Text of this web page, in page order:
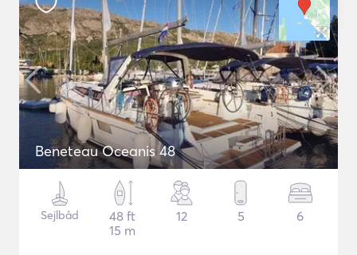
Beneteau Oceanis 48
Sejlbåd
48 ft
15 m
12 5 6